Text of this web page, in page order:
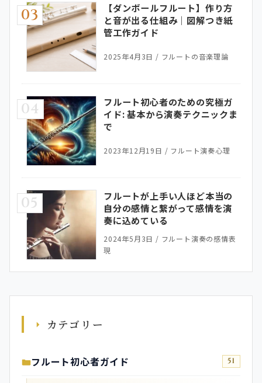
03
【ダンボールフルート】作り方
と音が出る仕組み｜図解つき紙
管工作ガイド
2025年4月3日 / フルートの音楽理論
04
フルート初心者のための究極ガ
イド: 基本から演奏テクニックま
で
2023年12月19日 / フルート演奏心理
05
フルートが上手い人ほど本当の
自分の感情と繋がって感情を演
奏に込めている
2024年5月3日 / フルート演奏の感情表
現
カテゴリー
フルート初心者ガイド 51